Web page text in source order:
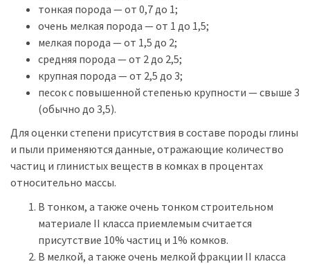
тонкая порода — от 0,7 до 1;
очень мелкая порода — от 1 до 1,5;
мелкая порода — от 1,5 до 2;
средняя порода — от 2 до 2,5;
крупная порода — от 2,5 до 3;
песок с повышенной степенью крупности — свыше 3
(обычно до 3,5).
Для оценки степени присутствия в составе породы глины
и пыли применяются данные, отражающие количество
частиц и глинистых веществ в комках в процентах
относительно массы.
В тонком, а также очень тонком строительном
материале II класса приемлемым считается
присутствие 10% частиц и 1% комков.
В мелкой, а также очень мелкой фракции II класса